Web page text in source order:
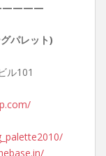
パレット)
ル101